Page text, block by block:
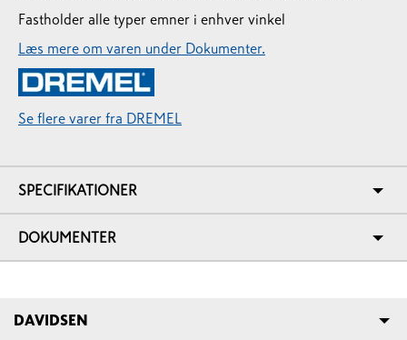
Fastholder alle typer emner i enhver vinkel
Læs mere om varen under Dokumenter.
Se flere varer fra DREMEL
SPECIFIKATIONER
DOKUMENTER
DAVIDSEN